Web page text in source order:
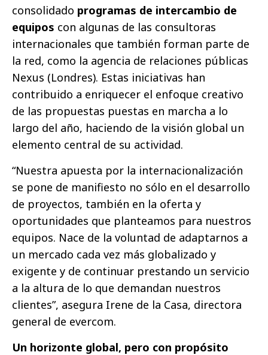
consolidado programas de intercambio de
equipos con algunas de las consultoras
internacionales que también forman parte de
la red, como la agencia de relaciones públicas
Nexus (Londres). Estas iniciativas han
contribuido a enriquecer el enfoque creativo
de las propuestas puestas en marcha a lo
largo del año, haciendo de la visión global un
elemento central de su actividad.
“Nuestra apuesta por la internacionalización
se pone de manifiesto no sólo en el desarrollo
de proyectos, también en la oferta y
oportunidades que planteamos para nuestros
equipos. Nace de la voluntad de adaptarnos a
un mercado cada vez más globalizado y
exigente y de continuar prestando un servicio
a la altura de lo que demandan nuestros
clientes”, asegura Irene de la Casa, directora
general de evercom.
Un horizonte global, pero con propósito